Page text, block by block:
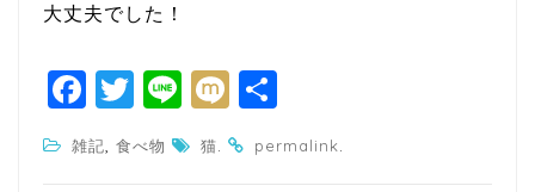
大丈夫でした！
F
a
c
T
w
itt
Li
n
e
M
ixi
有
雑記, 食べ物 猫. permalink.